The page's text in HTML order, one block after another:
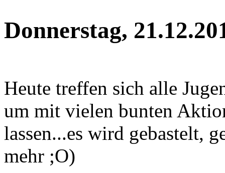
Donnerstag,
Heute treffen sich alle
um mit vielen bunten
lassen...es wird gebastelt,
mehr ;O)